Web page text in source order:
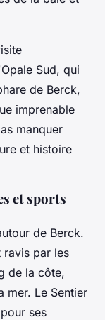
Sud, qui
de Berck,
imprenable
manquer
et histoire
et sports
de Berck.
ravis par les
de la côte,
mer. Le Sentier
ses